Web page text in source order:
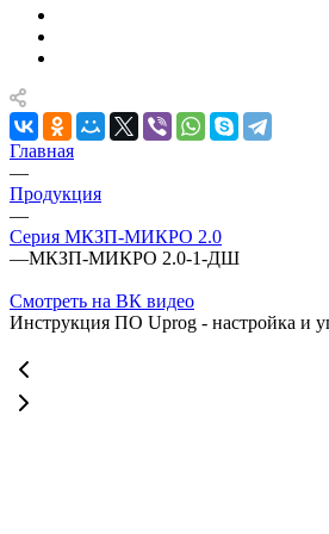
Главная
—
Продукция
—
Серия МКЗП-МИКРО 2.0
—МКЗП-МИКРО 2.0-1-ДШ
Смотреть на ВК видео
Инструкция ПО Uprog - настройка и